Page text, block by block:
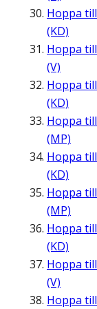
Hoppa till
(KD)
Hoppa till
(V)
Hoppa till
(KD)
Hoppa till
(MP)
Hoppa till
(KD)
Hoppa till
(MP)
Hoppa till
(KD)
Hoppa till
(V)
Hoppa till